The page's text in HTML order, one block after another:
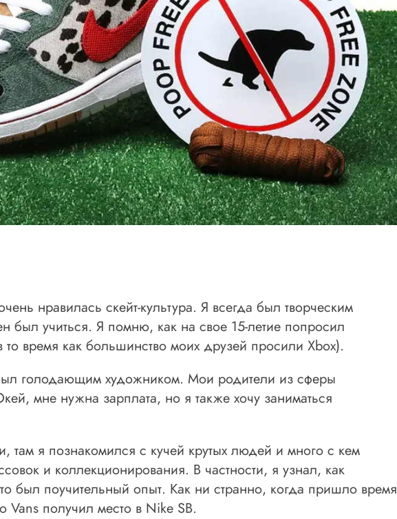
нравилась скейт-культура. Я всегда был творческим
был учиться. Я помню, как на свое 15-летие попросил
то время как большинство моих друзей просили Xbox).
голодающим художником. Мои родители из сферы
мне нужна зарплата, но я также хочу заниматься
я познакомился с кучей крутых людей и много с кем
и коллекционирования. В частности, я узнал, как
был поучительный опыт. Как ни странно, когда пришло время
Vans получил место в Nike SB.